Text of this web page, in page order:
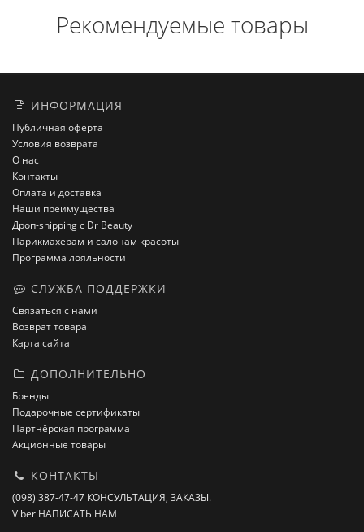
Рекомендуемые товары
ИНФОРМАЦИЯ
Публичная оферта
Условия возврата
О нас
Контакты
Оплата и доставка
Наши преимущества
Дроп-shipping с Dr Beauty
Парикмахерам и салонам красоты
Программа лояльности
СЛУЖБА ПОДДЕРЖКИ
Связаться с нами
Возврат товара
Карта сайта
ДОПОЛНИТЕЛЬНО
Бренды
Подарочные сертификаты
Партнёрская программа
Акционные товары
КОНТАКТЫ
(098) 387-47-47 КОНСУЛЬТАЦИЯ, ЗАКАЗЫ.
Viber НАПИСАТЬ НАМ